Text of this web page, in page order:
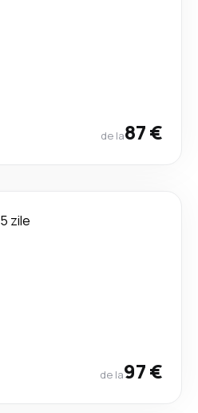
de la87 €
5 zile
de la97 €